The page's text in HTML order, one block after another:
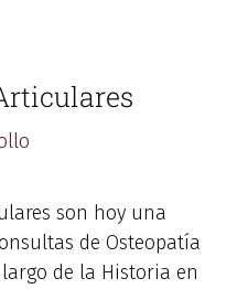
son hoy una
de Osteopatía
de la Historia en